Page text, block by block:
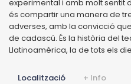
experimental i amb molt sentit
és compartir una manera de
adverses, amb la convicció
de cadascú. És la història del
Llatinoamèrica, la de tots els
Localització + Info